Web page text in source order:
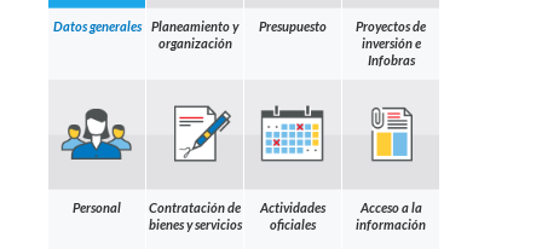
Datos generales
Planeamiento y
organización
Presupuesto
Proyectos de
inversión e
Infobras
Personal
Contratación de
bienes y servicios
Actividades
oficiales
Acceso a la
información